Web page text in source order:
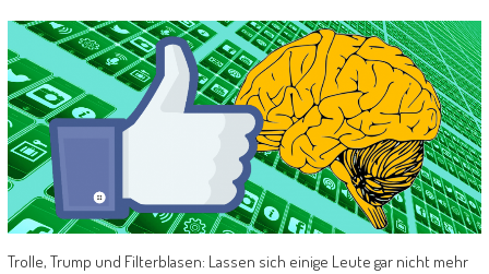
Trolle, Trump und Filterblasen: Lassen sich einige Leute gar nicht mehr